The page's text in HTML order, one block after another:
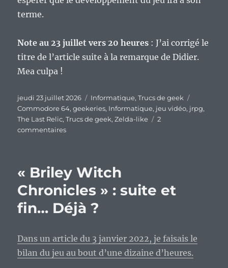
terme.
Note au 23 juillet vers 20 heures : J’ai corrigé le
titre de l’article suite à la remarque de Didier.
Mea culpa !
Publié
le
jeudi 23 juillet 2026 Catégories
Informatique,Trucs de geek
Commodore 64,geekeries, Informatique, jeu vidéo, jrpg,
The Last Relic,Trucs de geek,Zelda-like
2
commentairessur
pour
le
Commodore
64,
un
rpg
à
la
« Briley Witch
Chronicles » : suite et
fin… Déjà ?
Dans un article du 3 janvier 2022, je faisais le
bilan du jeu au bout d’une dizaine d’heures.